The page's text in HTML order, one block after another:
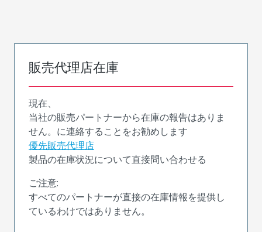
販売代理店在庫
現在、
当社の販売パートナーから在庫の報告はありま
せん。に連絡することをお勧めします
優先販売代理店
製品の在庫状況について直接問い合わせる
ご注意:
すべてのパートナーが直接の在庫情報を提供し
ているわけではありません。